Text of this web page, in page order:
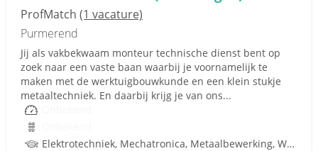
ProfMatch (1 vacature)
Purmerend
Jij als vakbekwaam monteur technische dienst bent op
zoek naar een vaste baan waarbij je voornamelijk te
maken met de werktuigbouwkunde en een klein stukje
metaaltechniek. En daarbij krijg je van ons...
Elektrotechniek, Mechatronica, Metaalbewerking, Werktuigbouwkunde, Metaal, Techniek